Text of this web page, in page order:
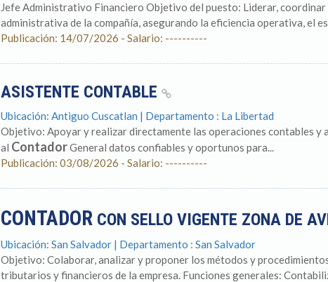
Jefe Administrativo Financiero Objetivo del puesto: Liderar,
administrativa de la compañía, asegurando la eficiencia operativa, el
Publicación: 14/07/2026 - Salario: ----------
ASISTENTE CONTABLE
Ubicación: Antiguo Cuscatlan | Departamento : La Libertad
Objetivo: Apoyar y realizar directamente las operaciones contables y
al ContadorGeneral datos confiables y oportunos para...
Publicación: 03/08/2026 - Salario: ----------
CONTADORCON SELLO VIGENTE ZONA DE
Ubicación: San Salvador | Departamento : San Salvador
Objetivo: Colaborar, analizar y proponer los métodos y
tributarios y financieros de la empresa. Funciones generales: